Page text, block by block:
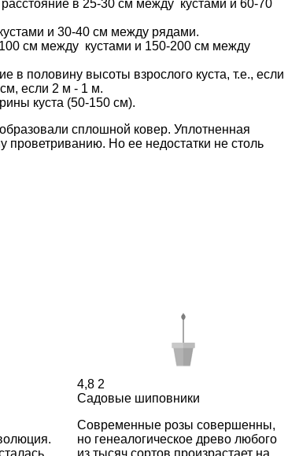
в 25-30 см между кустами и 60-70
и 30-40 см между рядами.
см между кустами и 150-200 см между
половину высоты взрослого куста, т.е., если
если 2 м - 1 м.
куста (50-150 см).
сплошной ковер. Уплотненная
проветриванию. Но ее недостатки не столь
4,8 2
Садовые шиповники
Современные розы совершенны,
но генеалогическое древо любого
из тысяч сортов произрастает на